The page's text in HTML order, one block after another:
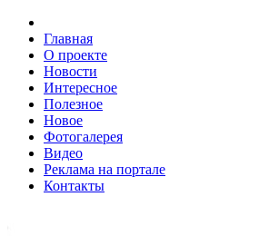
Главная
О проекте
Новости
Интересное
Полезное
Новое
Фотогалерея
Видео
Реклама на портале
Контакты